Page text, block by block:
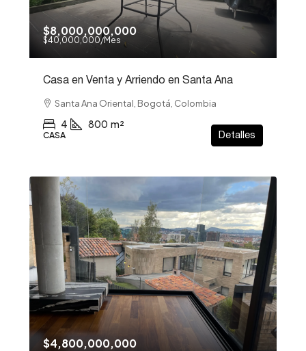
$8,000,000,000
$40,000,000/Mes
Casa en Venta y Arriendo en Santa Ana
Santa Ana Oriental, Bogotá, Colombia
4 800 m²
CASA Detalles
$4,800,000,000